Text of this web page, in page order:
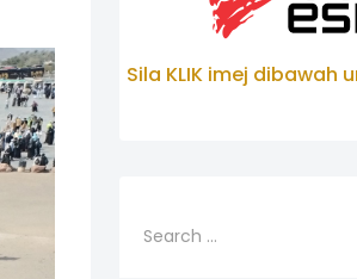
Sila KLIK imej dibawah